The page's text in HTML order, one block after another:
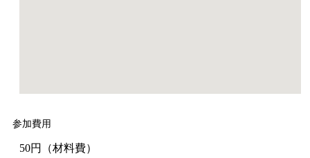
参加費用
50円（材料費）